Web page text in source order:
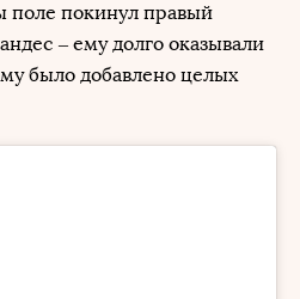
поле покинул правый
– ему долго оказывали
было добавлено целых